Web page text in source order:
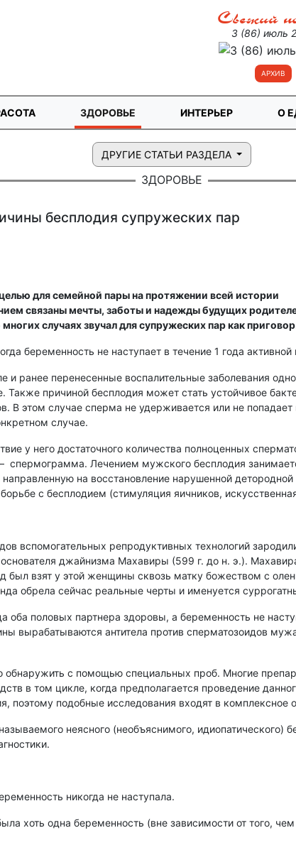
Свежий
3 (86) июль
АРХИВ
ЗДОРОВЬЕ ИНТЕРЬЕР О
ДРУГИЕ СТАТЬИ РАЗДЕЛА
ЗДОРОВЬЕ
бесплодия супружеских пар
для семейной пары на протяжении всей истории
связаны мечты, заботы и надежды будущих
случаях звучал для супружеских пар как
беременность не наступает в течение 1 года
ранее перенесенные воспалительные заболевания
причиной бесплодия может стать устойчивое
В этом случае сперма не удерживается или не попадает
случае.
у него достаточного количества полноценных
спермограмма. Лечением мужского бесплодия
направленную на восстановление нарушенной
с бесплодием (стимуляция яичников,
вспомогательных репродуктивных технологий
джайнизма Махавиры (599 г. до н. э.).
был взят у этой женщины сквозь матку божеством с
обрела сейчас реальные черты и именуется
оба половых партнера здоровы, а беременность не
вырабатываются антитела против сперматозоидов
с помощью специальных проб. Многие
в том цикле, когда предполагается проведение
поэтому подобные исследования входят в
неясного (необъяснимого, идиопатического)
никогда не наступала.
хоть одна беременность (вне зависимости от того,